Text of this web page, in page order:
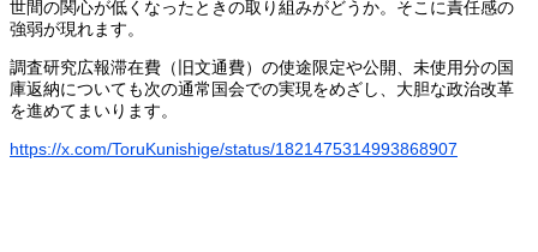
世間の関心が低くなったときの取り組みがどうか。そこに責任感の
強弱が現れます。
調査研究広報滞在費（旧文通費）の使途限定や公開、未使用分の国
庫返納についても次の通常国会での実現をめざし、大胆な政治改革
を進めてまいります。
https://x.com/ToruKunishige/status/1821475314993868907